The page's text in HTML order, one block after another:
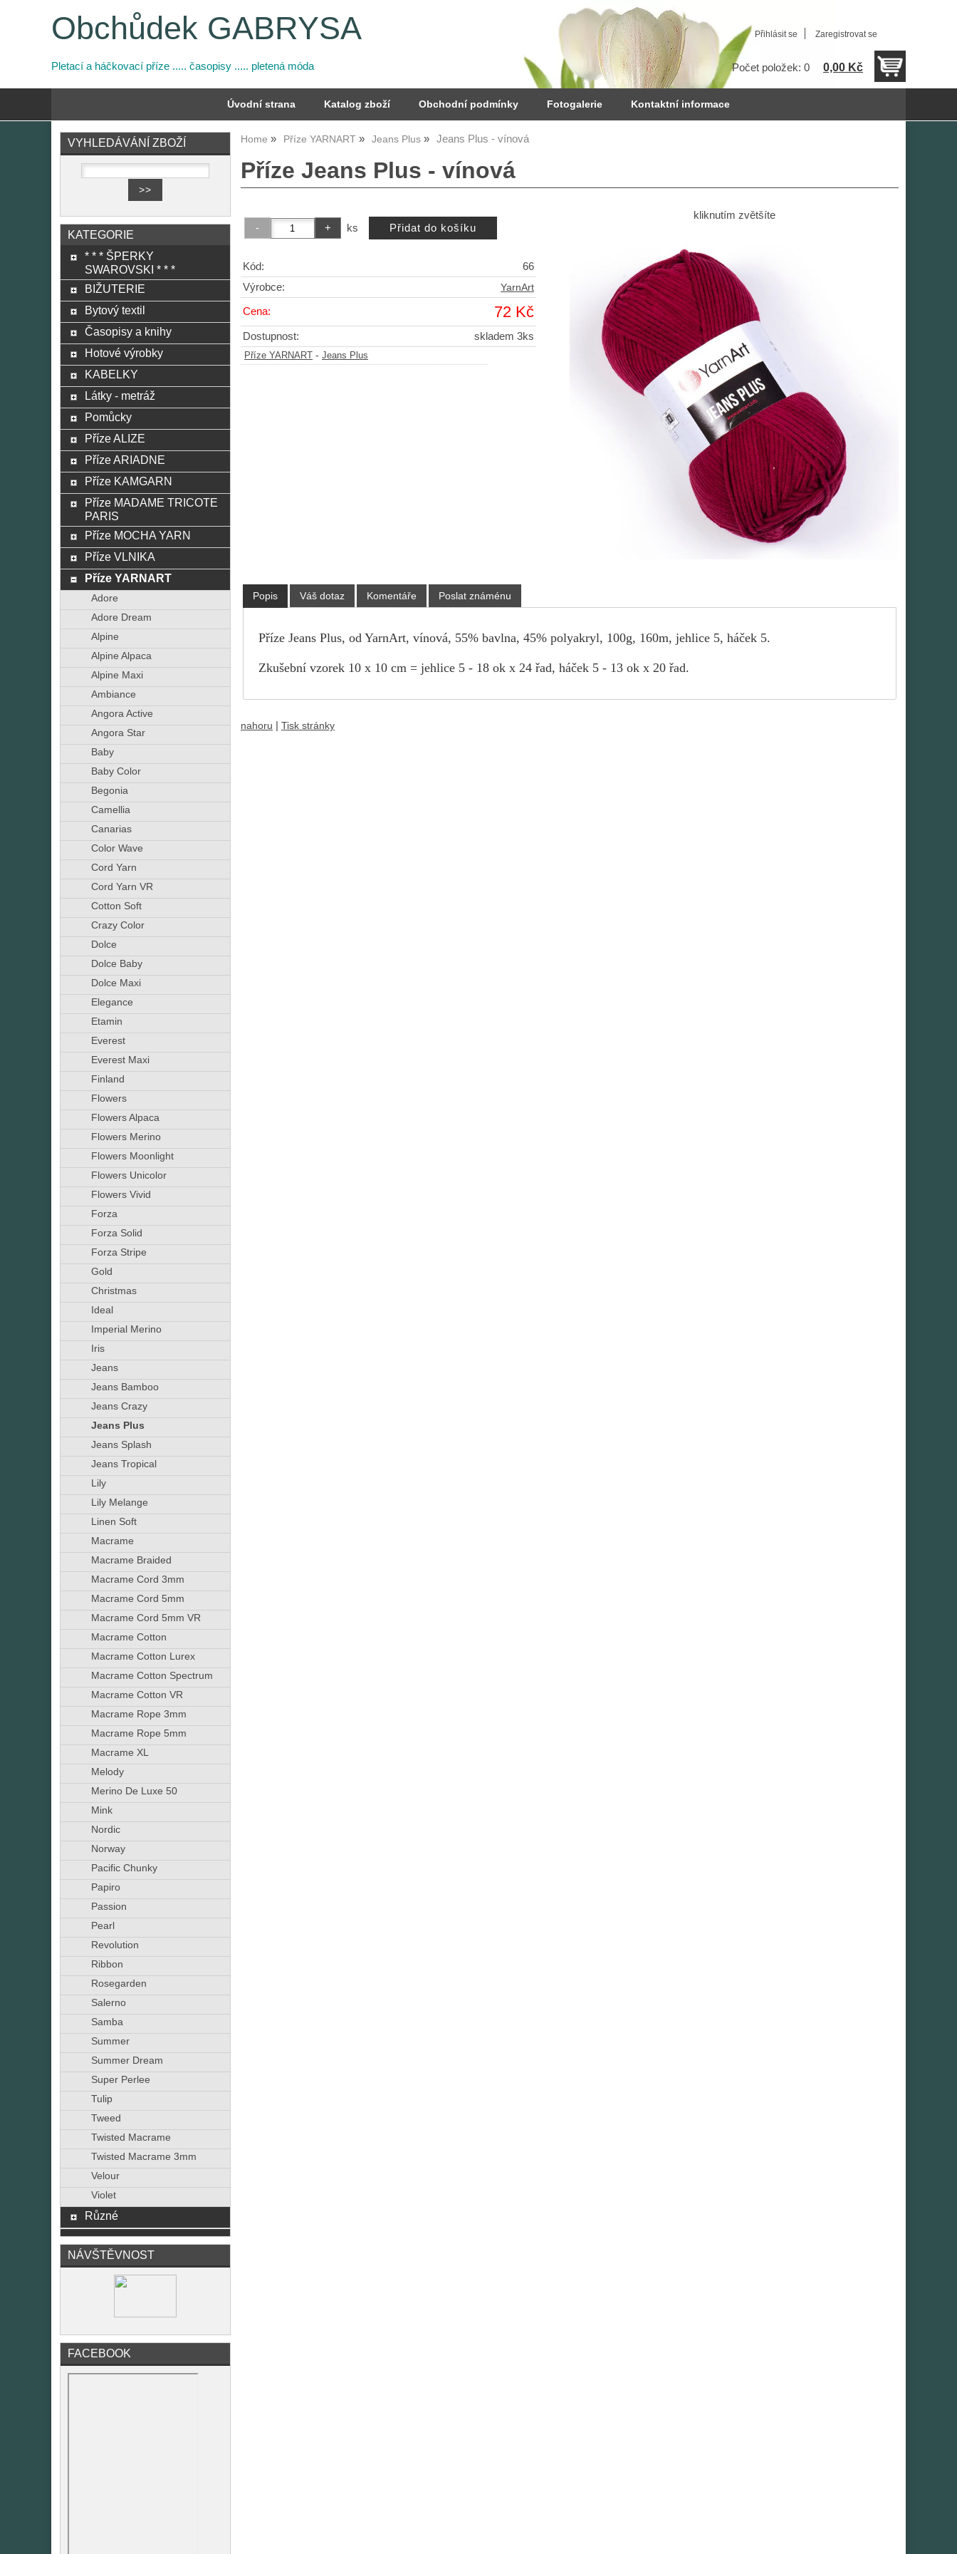
Přihlásit se Zaregistrovat se
Počet položek: 0 0,00 Kč
Obchůdek GABRYSA
Pletací a háčkovací příze ..... časopisy ..... pletená móda
Úvodní strana Katalog zboží Obchodní podmínky Fotogalerie Kontaktní informace
Home Příze YARNART Jeans Plus Jeans Plus - vínová
Příze Jeans Plus - vínová
kliknutím zvětšíte
ks
Kód:
66
Výrobce:
YarnArt
Cena: 72 Kč
Dostupnost: skladem 3ks
Příze YARNART - Jeans Plus
Popis Váš dotaz Komentáře Poslat známénu
Příze Jeans Plus, od YarnArt, vínová, 55% bavlna, 45% polyakryl, 100g, 160m, jehlice 5, háček 5.
Zkušební vzorek 10 x 10 cm = jehlice 5 - 18 ok x 24 řad, háček 5 - 13 ok x 20 řad.
nahoru Tisk stránky
VYHLEDÁVÁNÍ ZBOŽÍ
KATEGORIE
* * * ŠPERKY
SWAROVSKI * * *
BIŽUTERIE
Bytový textil
Časopisy a knihy
Hotové výrobky
KABELKY
Látky - metráž
Pomůcky
Příze ALIZE
Příze ARIADNE
Příze KAMGARN
Příze MADAME TRICOTE
PARIS
Příze MOCHA YARN
Příze VLNIKA
Příze YARNART
Adore
Adore Dream
Alpine
Alpine Alpaca
Alpine Maxi
Ambiance
Angora Active
Angora Star
Baby
Baby Color
Begonia
Camellia
Canarias
Color Wave
Cord Yarn
Cord Yarn VR
Cotton Soft
Crazy Color
Dolce
Dolce Baby
Dolce Maxi
Elegance
Etamin
Everest
Everest Maxi
Finland
Flowers
Flowers Alpaca
Flowers Merino
Flowers Moonlight
Flowers Unicolor
Flowers Vivid
Forza
Forza Solid
Forza Stripe
Gold
Christmas
Ideal
Imperial Merino
Iris
Jeans
Jeans Bamboo
Jeans Crazy
Jeans Plus
Jeans Splash
Jeans Tropical
Lily
Lily Melange
Linen Soft
Macrame
Macrame Braided
Macrame Cord 3mm
Macrame Cord 5mm
Macrame Cord 5mm VR
Macrame Cotton
Macrame Cotton Lurex
Macrame Cotton Spectrum
Macrame Cotton VR
Macrame Rope 3mm
Macrame Rope 5mm
Macrame XL
Melody
Merino De Luxe 50
Mink
Nordic
Norway
Pacific Chunky
Papiro
Passion
Pearl
Revolution
Ribbon
Rosegarden
Salerno
Samba
Summer
Summer Dream
Super Perlee
Tulip
Tweed
Twisted Macrame
Twisted Macrame 3mm
Velour
Violet
Různé
NÁVŠTĚVNOST
FACEBOOK